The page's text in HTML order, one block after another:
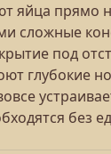
яйца прямо
сложные
под
глубокие
без